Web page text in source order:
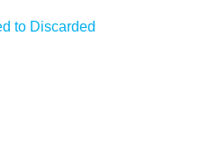
to Discarded